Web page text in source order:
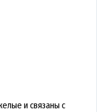
и связаны с